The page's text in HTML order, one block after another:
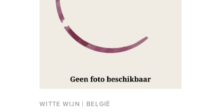
WITTE WIJN | BELGIË